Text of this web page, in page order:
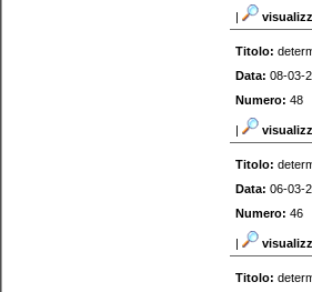
|
Titolo:
Data: 08-03-
Numero: 48
|
Titolo:
Data: 06-03-
Numero: 46
|
Titolo: